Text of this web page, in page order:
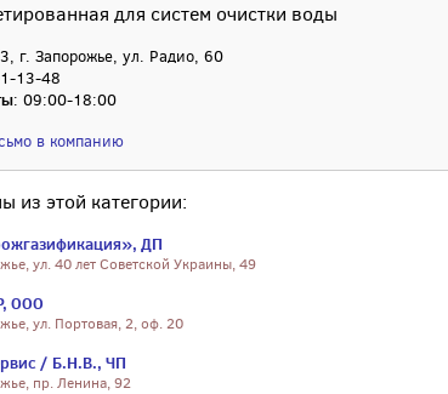
для систем очистки воды
г. Запорожье, ул. Радио, 60
13-48
: 09:00-18:00
в компанию
из этой категории:
ДП
ул. 40 лет Советской Украины, 49
ООО
ул. Портовая, 2, оф. 20
/ Б.Н.В., ЧП
пр. Ленина, 92